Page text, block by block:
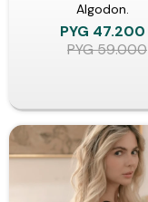
Algodon.
PYG 47.200
PYG59.000